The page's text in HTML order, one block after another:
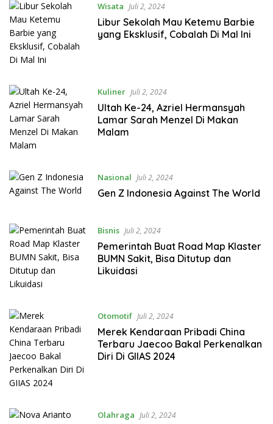
Wisata Juli 2, 2024
Libur Sekolah Mau Ketemu Barbie
yang Eksklusif, Cobalah Di Mal Ini
Kuliner Juli 2, 2024
Ultah Ke-24, Azriel Hermansyah
Lamar Sarah Menzel Di Makan
Malam
Nasional Juli 2, 2024
Gen Z Indonesia Against The World
Bisnis Juli 2, 2024
Pemerintah Buat Road Map Klaster
BUMN Sakit, Bisa Ditutup dan
Likuidasi
Otomotif Juli 2, 2024
Merek Kendaraan Pribadi China
Terbaru Jaecoo Bakal Perkenalkan
Diri Di GIIAS 2024
Olahraga Juli 2, 2024